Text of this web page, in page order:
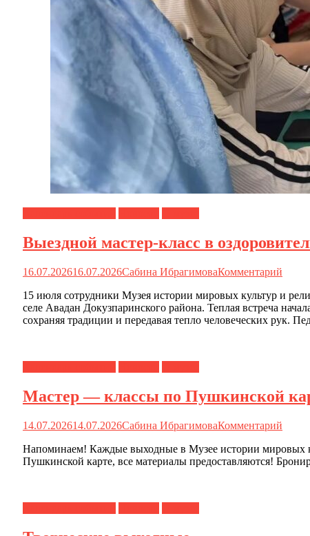
Выездной мастер-класс в
16.07.202616.07.2026Сабина ИбрагимоваКомментарий
15 июля сотрудники Музея истории мировых культур и
селе Авадан Докузпаринского района. Теплая встреча
сохраняя традиции и передавая тепло человеческих рук.
Мастер — классы по Пушкинской
14.07.202614.07.2026Сабина ИбрагимоваКомментарий
Напоминаем! Каждые выходные в Музее истории мировых
Пушкинской карте, все материалы предоставляются!